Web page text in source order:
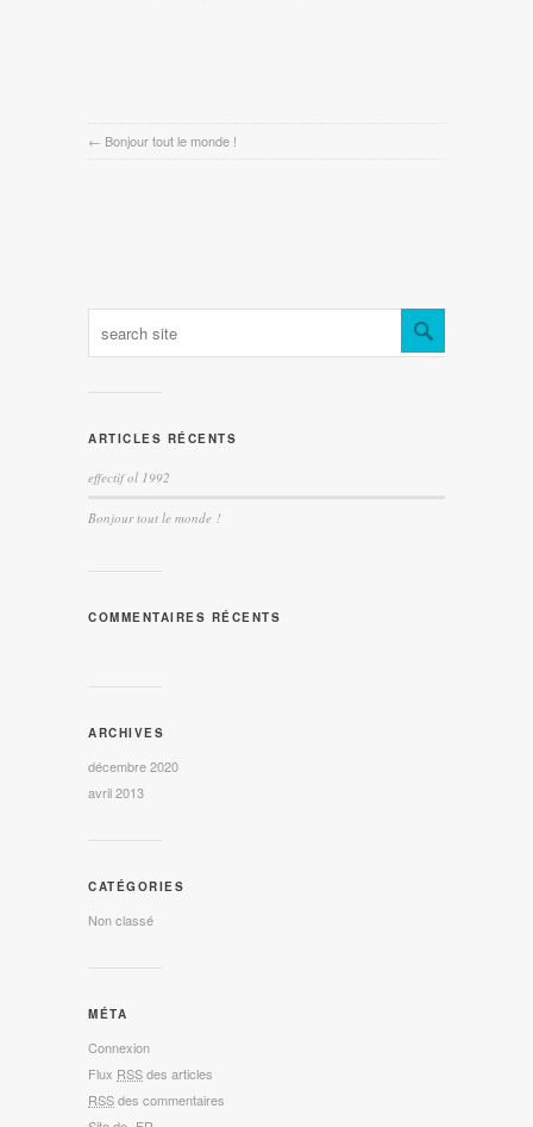
← Bonjour tout le monde !
ARTICLES RÉCENTS
effectif ol 1992
Bonjour tout le monde !
COMMENTAIRES RÉCENTS
ARCHIVES
décembre 2020
avril 2013
CATÉGORIES
Non classé
MÉTA
Connexion
Flux RSSdes articles
RSSdes commentaires